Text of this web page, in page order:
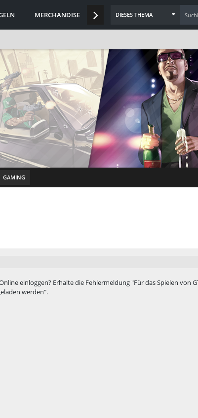
MERCHANDISE DISCORDDIESES THEMA
GAMING
einloggen? Erhalte die Fehlermeldung "Für das Spielen von
werden".